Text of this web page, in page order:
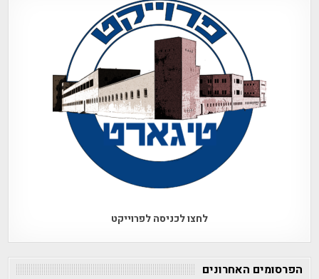
לחצו לכניסה לפרוייקט
הפרסומים האחרונים